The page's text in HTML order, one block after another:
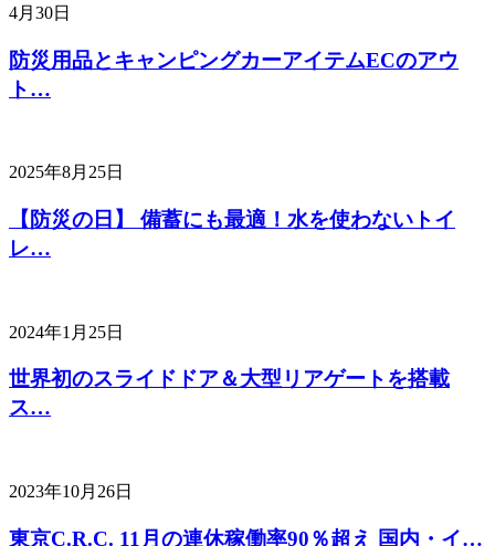
4月30日
防災用品とキャンピングカーアイテムECのアウ
ト…
2025年8月25日
【防災の日】 備蓄にも最適！水を使わないトイ
レ…
2024年1月25日
世界初のスライドドア＆大型リアゲートを搭載
ス…
2023年10月26日
東京C.R.C. 11月の連休稼働率90％超え 国内・イ…